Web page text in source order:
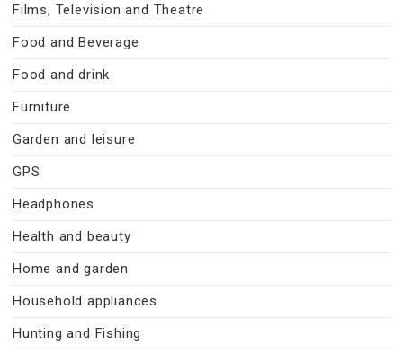
Films, Television and Theatre
Food and Beverage
Food and drink
Furniture
Garden and leisure
GPS
Headphones
Health and beauty
Home and garden
Household appliances
Hunting and Fishing